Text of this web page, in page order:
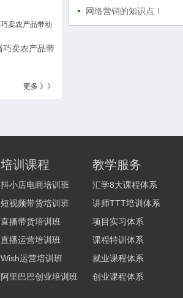
巧卖农产品带
更多 》》
网络营销的知识点！
培训课程
抖小店电商培训班
短视频带货培训班
直播带货培训班
直播运营培训班
Wish运营培训班
阿里巴巴创业培训班
教学服务
汇学8大课程体系
讲师TTT培训体系
项目实习体系
课程特训体系
就业课程体系
创业课程体系